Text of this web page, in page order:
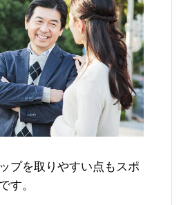
プを取りやすい点もスポ
す。